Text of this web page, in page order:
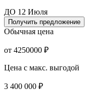
ДО 12 Июля
Получить предложение
Обычная цена
от 4250000 ₽
Цена с макс. выгодой
3 400 000 ₽